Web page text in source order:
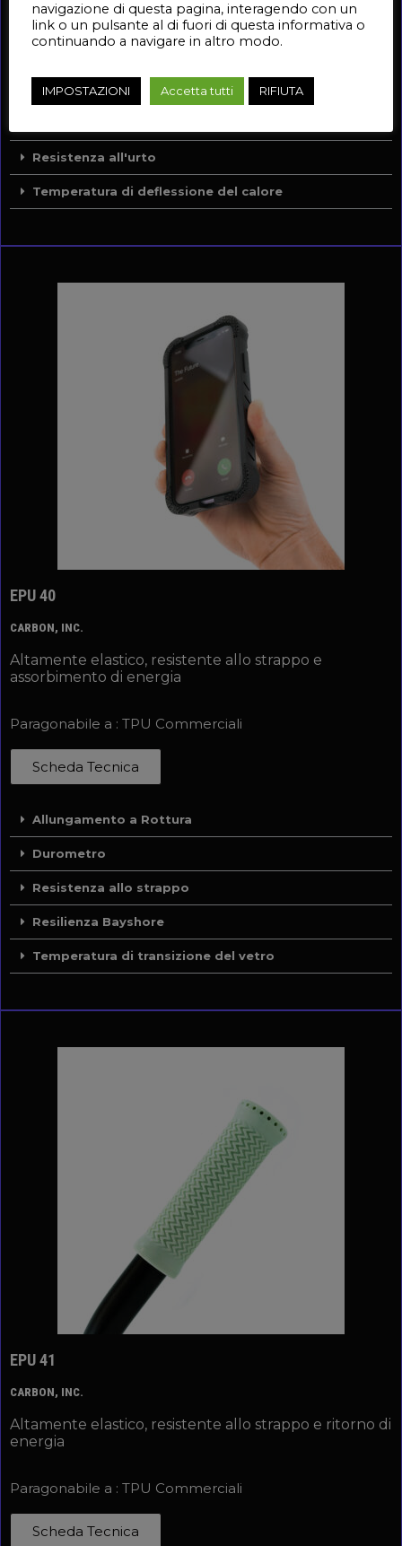
Modulo Estensione
Resistenza all'urto
Temperatura di deflessione del calore
EPU 40
CARBON, INC.
Altamente elastico, resistente allo strappo e
assorbimento di energia
Paragonabile a : TPU Commerciali
Scheda Tecnica
Allungamento a Rottura
Durometro
Resistenza allo strappo
Resilienza Bayshore
Temperatura di transizione del vetro
EPU 41
CARBON, INC.
Altamente elastico, resistente allo strappo e ritorno di
energia
Paragonabile a : TPU Commerciali
Scheda Tecnica
navigazione di questa pagina, interagendo con un
link o un pulsante al di fuori di questa informativa o
continuando a navigare in altro modo.
IMPOSTAZIONI Accetta tutti RIFIUTA